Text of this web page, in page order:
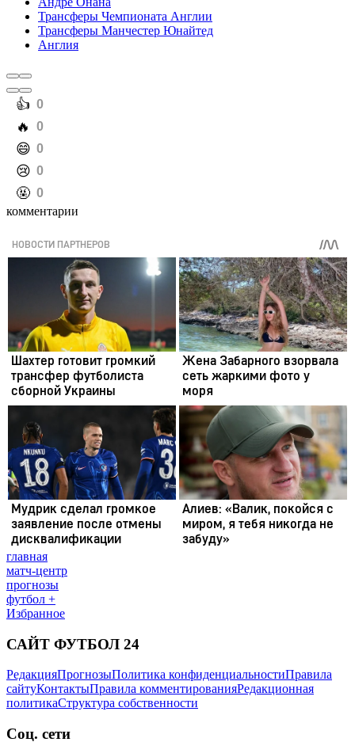
Трансферы Чемпионата Англии
Трансферы Манчестер Юнайтед
Англия
️👍 0
️🔥 0
️😄 0
️😢 0
️🤬 0
комментарии
главная
матч-центр
прогнозы
футбол +
Избранное
САЙТ ФУТБОЛ 24
РедакцияПрогнозыПолитика конфиденциальностиПравила
сайтуКонтактыПравила комментированияРедакционная
политикаСтруктура собственности
Соц. сети